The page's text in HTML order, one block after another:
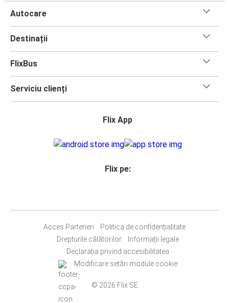
Autocare
Destinații
FlixBus
Serviciu clienți
Flix App
Flix pe:
Acces Parteneri
Politica de confidențialitate
Drepturile călătorilor
Informații legale
Declarația privind accesibilitatea
Modificare setări module cookie
© 2026 Flix SE